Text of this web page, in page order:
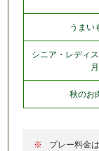
うまい
シニア・レディ
月
秋のお
プレー料金